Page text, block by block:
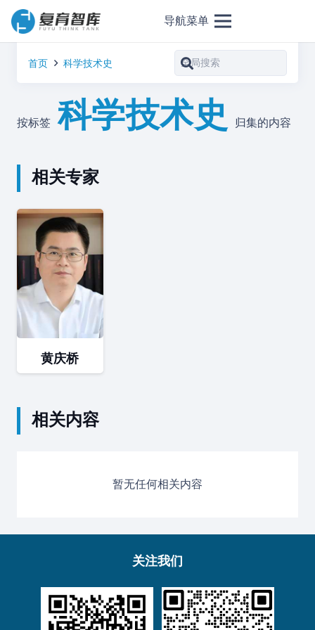
导航菜单
首页 科学技术史
按标签 科学技术史 归集的内容
相关专家
黄庆桥
相关内容
暂无任何相关内容
关注我们